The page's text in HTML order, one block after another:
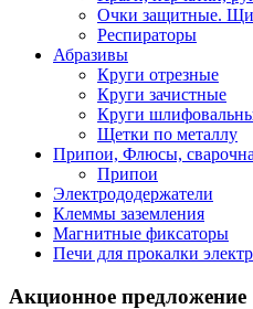
Очки защитные.
Респираторы
Абразивы
Круги отрезные
Круги зачистные
Круги
Щетки по металлу
Припои, Флюсы,
Припои
Электрододержатели
Клеммы заземления
Магнитные фиксаторы
Печи для прокалки
Акционное предложение